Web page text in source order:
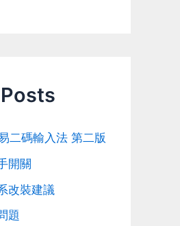
二碼輸入法 第二版
開關
改裝建議
題